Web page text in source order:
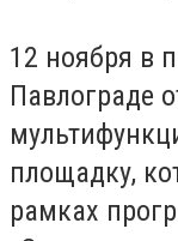
12 ноября в
Павлограде
площадку,
рамках